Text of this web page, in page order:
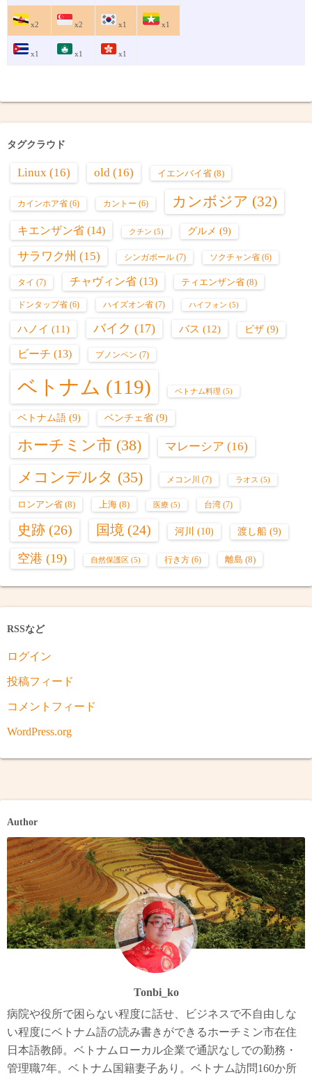
x2 x2 x1 x1
x1 x1 x1
タグクラウド
Linux (16) old (16) イエンバイ省 (8)
カインホア省 (6) カントー (6) カンボジア (32)
キエンザン省 (14) クチン (5) グルメ (9)
サラワク州 (15) シンガポール (7) ソクチャン省 (6)
タイ (7) チャヴィン省 (13) ティエンザン省 (8)
ドンタップ省 (6) ハイズオン省 (7) ハイフォン (5)
ハノイ (11) バイク (17) バス (12) ビザ (9)
ビーチ (13) プノンペン (7)
ベトナム (119) ベトナム料理 (5)
ベトナム語 (9) ベンチェ省 (9)
ホーチミン市 (38) マレーシア (16)
メコンデルタ (35) メコン川 (7) ラオス (5)
ロンアン省 (8) 上海 (8) 医療 (5) 台湾 (7)
史跡 (26) 国境 (24) 河川 (10) 渡し船 (9)
空港 (19) 自然保護区 (5) 行き方 (6) 離島 (8)
RSSなど
ログイン
投稿フィード
コメントフィード
WordPress.org
Author
Tonbi_ko
病院や役所で困らない程度に話せ、ビジネスで不自由しな
い程度にベトナム語の読み書きができるホーチミン市在住
日本語教師。ベトナムローカル企業で通訳なしでの勤務・
管理職7年。ベトナム国籍妻子あり。ベトナム訪問160か所